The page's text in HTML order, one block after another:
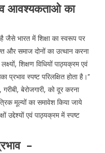
व आवश्यकताओ का
है जैसे भारत में शिक्षा का स्वरूप पर
और समाज दोनों का उत्थान करना
शिक्षण विधियों पाठ्यक्रम एवं
प्रभाव स्पष्ट परिलक्षित होता है।’’
बेरोजगारी, को दूर करना
मूल्यों का समावेश किया जाये
उद्देश्यों एवं पाठ्यक्रम में स्पष्ट
–